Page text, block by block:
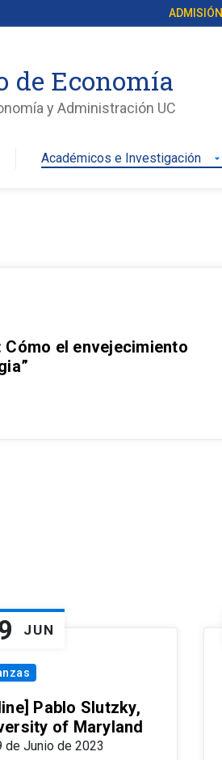
ADMISIÓN
de Economía
y Administración UC
Académicos e Investigación arrow_drop_down
el envejecimiento
JUN
Pablo Slutzky,
of Maryland
de Junio de 2023